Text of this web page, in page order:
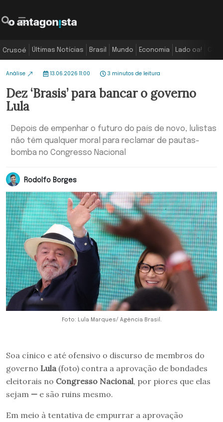
Crusoé Últimas Notícias Brasil Mundo Economia Lado oa!
Análise 13.06.2026 11:00 3 minutos de leitura
Dez ‘Brasis’ para bancar o governo
Lula
Depois de empenhar o futuro do país de novo, lulistas
não têm qualquer moral para reclamar de pautas-
bomba no Congresso Nacional
Rodolfo Borges
Foto: Lula Marques/ Agência Brasil.
Soa cínico e até ofensivo o discurso de membros do
governo Lula (foto) contra a aprovação de bondades
eleitorais no Congresso Nacional, por piores que elas
sejam — e são ruins mesmo.
Em meio à tentativa de empurrar a aprovação